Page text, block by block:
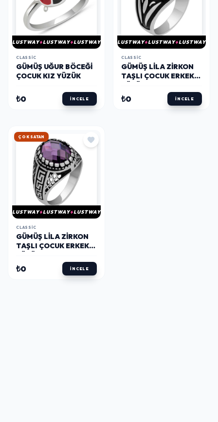
LUSTWAY LUSTWAY LUSTWAY
CLASSIC
GÜMÜŞ UĞUR BÖCEĞI
ÇOCUK KIZ YÜZÜK
₺0 İNCELE
LUSTWAY LUSTWAY LUSTWAY
CLASSIC
GÜMÜŞ LILA ZIRKON
TAŞLI ÇOCUK ERKEK
₺0 İNCELE
ÇOK SATAN
LUSTWAY LUSTWAY LUSTWAY
CLASSIC
GÜMÜŞ LILA ZIRKON
TAŞLI ÇOCUK ERKEK
₺0 İNCELE